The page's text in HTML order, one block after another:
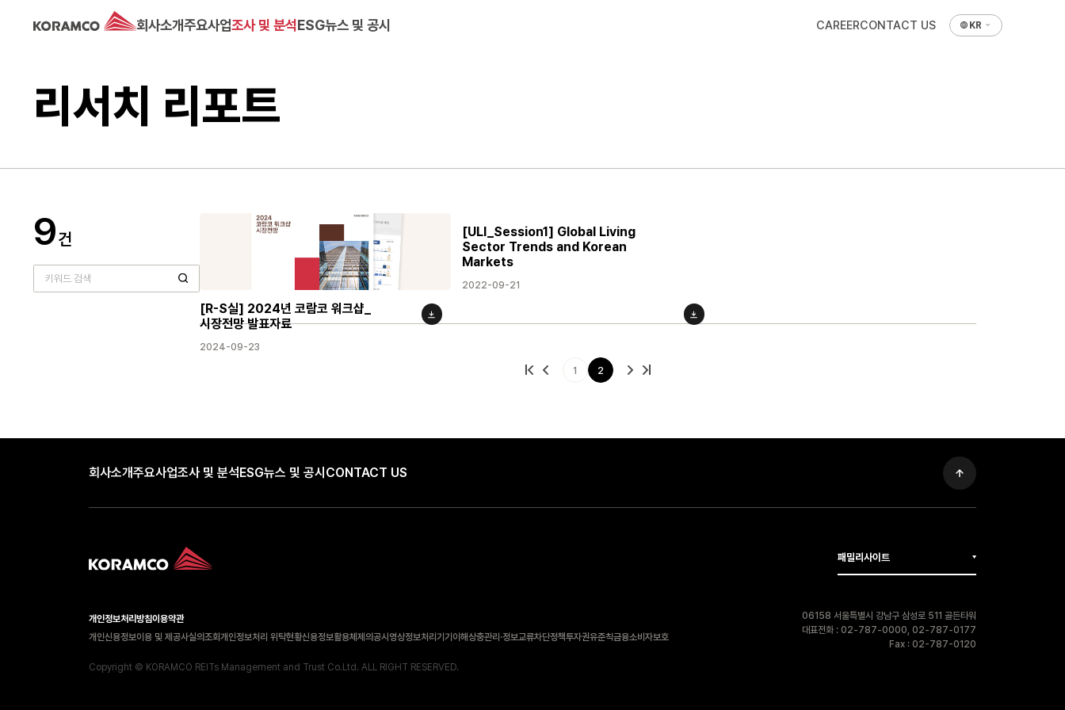
회사소개주요사업조사 및 분석ESG뉴스 및 공시 CAREERCONTACT US KR
리서치 리포트
9건
[R-S실] 2024년 코람코 워크샵_
시장전망 발표자료
2024-09-23
[ULI_Session1] Global Living
Sector Trends and Korean
Markets
2022-09-21
1 2
회사소개주요사업조사 및 분석ESG뉴스 및 공시 CONTACT US
패밀리사이트
개인정보처리방침이용약관
개인신용정보이용 및 제공사실의조회개인정보처리 위탁현황신용정보활용체제의공시 영상정보처리기기 이해상충관리·정보교류차단정책투자권유준칙금융소비자보호
06158 서울특별시 강남구 삼성로 511 골든타워
대표전화 : 02-787-0000, 02-787-0177
Fax : 02-787-0120
Copyright © KORAMCO REITs Management and Trust Co.Ltd. ALL RIGHT RESERVED.